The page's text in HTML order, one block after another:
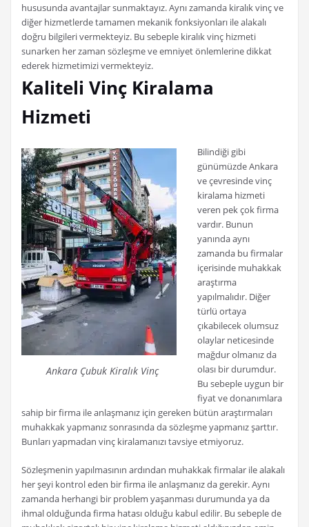
hususunda avantajlar sunmaktayız. Aynı zamanda kiralık vinç ve
diğer hizmetlerde tamamen mekanik fonksiyonları ile alakalı
doğru bilgileri vermekteyiz. Bu sebeple kiralık vinç hizmeti
sunarken her zaman sözleşme ve emniyet önlemlerine dikkat
ederek hizmetimizi vermekteyiz.
Kaliteli Vinç Kiralama
Hizmeti
Ankara Çubuk Kiralık Vinç
Bilindiği gibi
günümüzde Ankara
ve çevresinde vinç
kiralama hizmeti
veren pek çok firma
vardır. Bunun
yanında aynı
zamanda bu firmalar
içerisinde muhakkak
araştırma
yapılmalıdır. Diğer
türlü ortaya
çıkabilecek olumsuz
olaylar neticesinde
mağdur olmanız da
olası bir durumdur.
Bu sebeple uygun bir
fiyat ve donanımlara
sahip bir firma ile anlaşmanız için gereken bütün araştırmaları
muhakkak yapmanız sonrasında da sözleşme yapmanız şarttır.
Bunları yapmadan vinç kiralamanızı tavsiye etmiyoruz.
Sözleşmenin yapılmasının ardından muhakkak firmalar ile alakalı
her şeyi kontrol eden bir firma ile anlaşmanız da gerekir. Aynı
zamanda herhangi bir problem yaşanması durumunda ya da
ihmal olduğunda firma hatası olduğu kabul edilir. Bu sebeple de